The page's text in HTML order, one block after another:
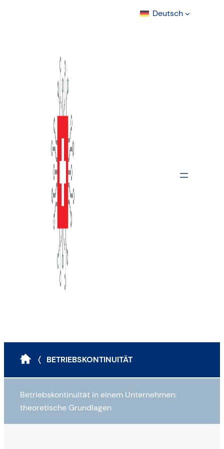
Deutsch
〈 BETRIEBSKONTINUITÄT
Betriebskontinuität in einem Unternehmen:
theoretische Grundlagen